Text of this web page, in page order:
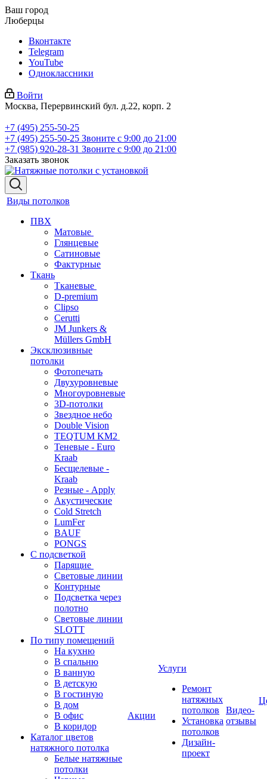
Ваш город
Люберцы
Вконтакте
Telegram
YouTube
Одноклассники
Войти
Москва, Перервинский бул. д.22, корп. 2
+7 (495) 255-50-25
+7 (495) 255-50-25 Звоните с 9:00 до 21:00
+7 (985) 920-28-31 Звоните с 9:00 до 21:00
Заказать звонок
Виды потолков
ПВХ
Матовые
Глянцевые
Сатиновые
Фактурные
Ткань
Тканевые
D-premium
Clipso
Cerutti
JM Junkers &
Müllers GmbH
Эксклюзивные
потолки
Фотопечать
Двухуровневые
Многоуровневые
3D-потолки
Звездное небо
Double Vision
TEQTUM KM2
Теневые - Euro
Kraab
Бесщелевые -
Kraab
Резные - Apply
Акустические
Cold Stretch
LumFer
BAUF
PONGS
С подсветкой
Парящие
Световые линии
Контурные
Подсветка через
полотно
Световые линии
SLOTT
По типу помещений
На кухню
В спальню
В ванную
В детскую
В гостиную
В дом
В офис
В коридор
Каталог цветов
натяжного потолка
Белые натяжные
потолки
Акции
Услуги
Ремонт
натяжных
потолков
Установка
потолков
Дизайн-
проект
Видео-
отзывы